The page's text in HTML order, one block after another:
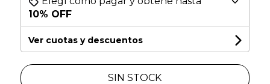
10% OFF
Ver cuotas y descuentos
SIN STOCK